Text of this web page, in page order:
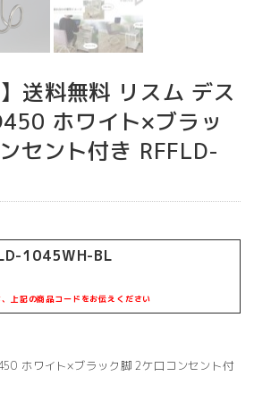
送料無料 リスム デス
ホワイト×ブラッ
セント付き RFFLD-
1045WH-BL
上記の商品コードをお伝えください
ホワイト×ブラック脚 2ケ口コンセント付